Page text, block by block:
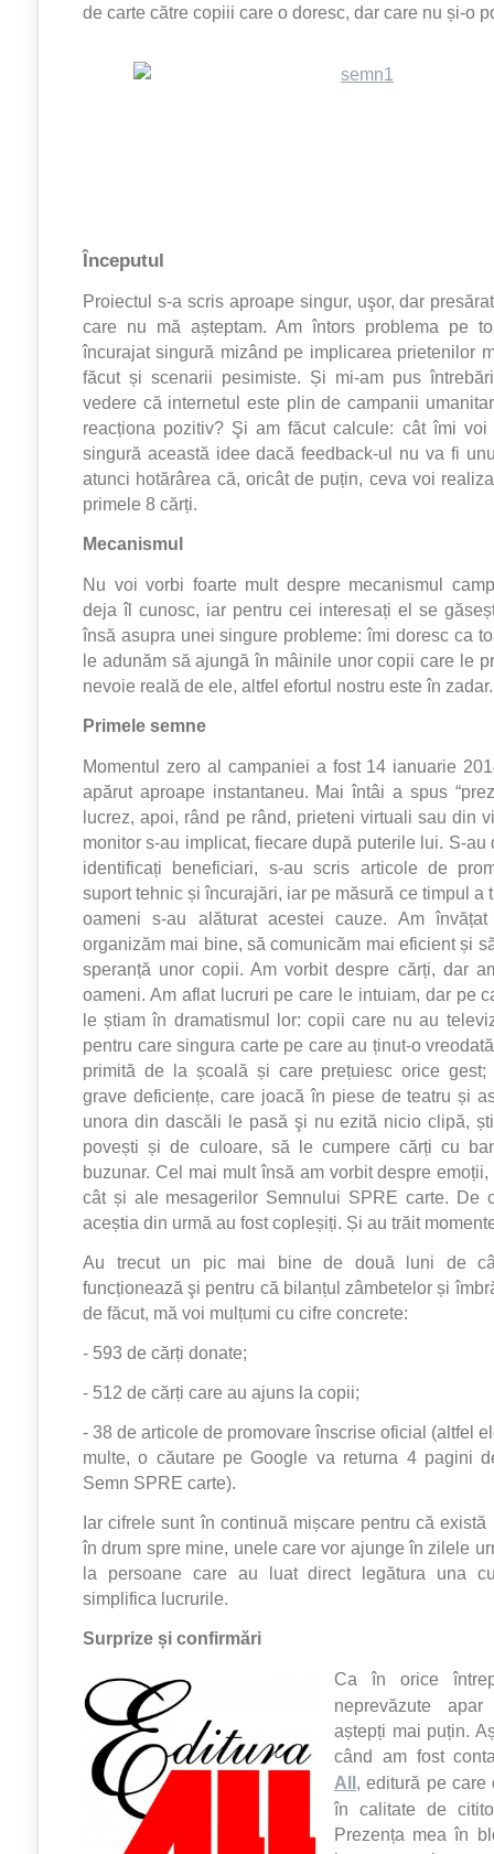
de carte către copiii care o doresc, dar care nu și-o
Începutul
Proiectul s-a scris aproape singur, uşor, dar
care nu mă așteptam. Am întors problema pe
încurajat singură mizând pe implicarea prietenilor
făcut și scenarii pesimiste. Și mi-am pus
vedere că internetul este plin de campanii
reacționa pozitiv? Şi am făcut calcule: cât îmi voi
singură această idee dacă feedback-ul nu va fi
atunci hotărârea că, oricât de puțin, ceva voi
primele 8 cărți.
Mecanismul
Nu voi vorbi foarte mult despre mecanismul
deja îl cunosc, iar pentru cei interesați el se
însă asupra unei singure probleme: îmi doresc ca
le adunăm să ajungă în mâinile unor copii care le
nevoie reală de ele, altfel efortul nostru este în zadar.
Primele semne
Momentul zero al campaniei a fost 14 ianuarie
apărut aproape instantaneu. Mai întâi a spus
lucrez, apoi, rând pe rând, prieteni virtuali sau din
monitor s-au implicat, fiecare după puterile lui. S-au
identificați beneficiari, s-au scris articole de
suport tehnic și încurajări, iar pe măsură ce timpul a
oameni s-au alăturat acestei cauze. Am
organizăm mai bine, să comunicăm mai eficient și
speranță unor copii. Am vorbit despre cărți, dar
oameni. Am aflat lucruri pe care le intuiam, dar pe
le știam în dramatismul lor: copii care nu au
pentru care singura carte pe care au ținut-o
primită de la școală și care prețuiesc orice gest;
grave deficiențe, care joacă în piese de teatru și
unora din dascăli le pasă şi nu ezită nicio clipă,
povești și de culoare, să le cumpere cărți cu
buzunar. Cel mai mult însă am vorbit despre
cât și ale mesagerilor Semnului SPRE carte. De
aceștia din urmă au fost copleșiți. Și au trăit
Au trecut un pic mai bine de două luni de
funcționează şi pentru că bilanțul zâmbetelor și
de făcut, mă voi mulțumi cu cifre concrete:
- 593 de cărți donate;
- 512 de cărți care au ajuns la copii;
- 38 de articole de promovare înscrise oficial (altfel
multe, o căutare pe Google va returna 4 pagini
Semn SPRE carte).
Iar cifrele sunt în continuă mișcare pentru că există
în drum spre mine, unele care vor ajunge în zilele
la persoane care au luat direct legătura una
simplifica lucrurile.
Surprize și confirmări
Ca în orice
neprevăzute
aștepți mai puțin.
când am fost
All , editură pe
în calitate de
Prezența mea în